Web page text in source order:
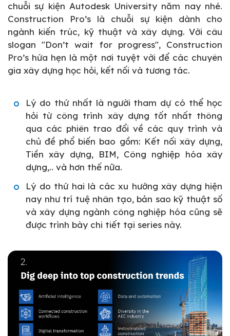
chuỗi sự kiện Autodesk University năm nay nhé.
Construction Pro’s là chuỗi sự kiện dành cho
ngành kiến trúc, kỹ thuật và xây dựng. Với câu
slogan "Don’t wait for progress", Construction
Pro’s hứa hẹn là một nơi tuyệt vời để các chuyên
gia xây dựng học hỏi, kết nối và tương tác.
Lý do thứ nhất là người tham dự có thể học
hỏi từ công trình xây dựng tốt nhất thông
qua các phiên trao đổi về các quy trình và
chủ đề phổ biến bao gồm: Kết nối xây dựng,
Tiền xây dựng, BIM, Công nghiệp hóa xây
dựng,.. và hơn thế nữa.
Lý do thứ hai là các xu hướng xây dựng hiện
nay như trí tuệ nhân tạo, bản sao kỹ thuật số
và xây dựng ngành công nghiệp hóa cũng sẽ
được trình bày chi tiết tại series này.